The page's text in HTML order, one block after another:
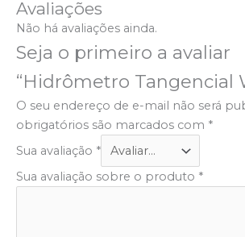
Avaliações
Não há avaliações ainda.
Seja o primeiro a avaliar
“Hidrômetro Tangencial
O seu endereço de e-mail não será
obrigatórios são marcados com *
Sua avaliação *
Sua avaliação sobre o produto *